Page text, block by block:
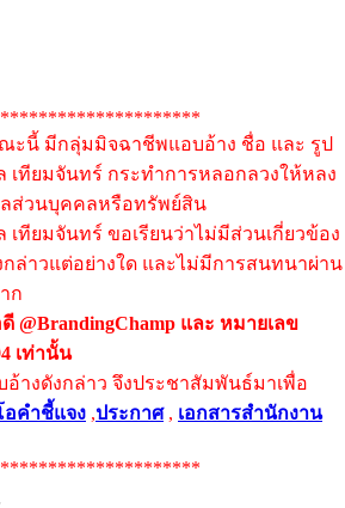
ะนี้ มีกลุ่มมิจฉาชีพแอบอ้าง ชื่อ และ รูป
เทียมจันทร์ กระทำการหลอกลวงให้หลง
ลส่วนบุคคลหรือทรัพย์สิน
เทียมจันทร์ ขอเรียนว่าไม่มีส่วนเกี่ยวข้อง
กล่าวแต่อย่างใด และไม่มีการสนทนาผ่าน
ก
@BrandingChamp และ หมายเลข
เท่านั้น
อ้างดังกล่าว จึงประชาสัมพันธ์มาเพื่อ
อคำชี้แจง ,ประกาศ, เอกสารสำนักงาน